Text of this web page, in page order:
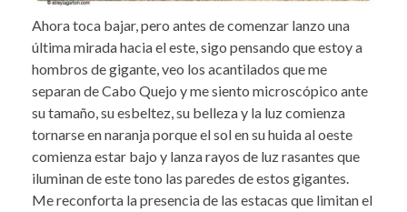
Ahora toca bajar, pero antes de comenzar lanzo una
última mirada hacia el este, sigo pensando que estoy a
hombros de gigante, veo los acantilados que me
separan de Cabo Quejo y me siento microscópico ante
su tamaño, su esbeltez, su belleza y la luz comienza
tornarse en naranja porque el sol en su huida al oeste
comienza estar bajo y lanza rayos de luz rasantes que
iluminan de este tono las paredes de estos gigantes.
Me reconforta la presencia de las estacas que limitan el